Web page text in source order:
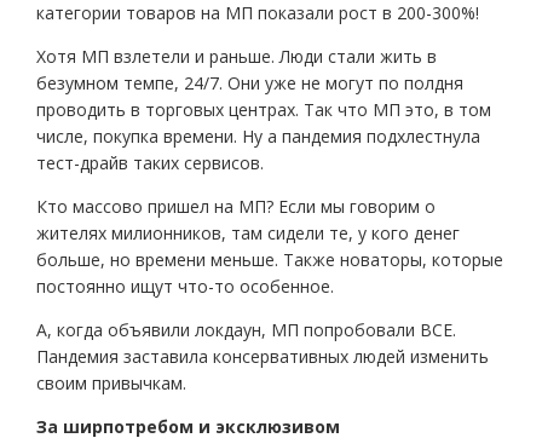
категории товаров на МП показали рост в 200-300%!
Хотя МП взлетели и раньше. Люди стали жить в
безумном темпе, 24/7. Они уже не могут по полдня
проводить в торговых центрах. Так что МП это, в том
числе, покупка времени. Ну а пандемия подхлестнула
тест-драйв таких сервисов.
Кто массово пришел на МП? Если мы говорим о
жителях милионников, там сидели те, у кого денег
больше, но времени меньше. Также новаторы, которые
постоянно ищут что-то особенное.
А, когда объявили локдаун, МП попробовали ВСЕ.
Пандемия заставила консервативных людей изменить
своим привычкам.
За ширпотребом и эксклюзивом